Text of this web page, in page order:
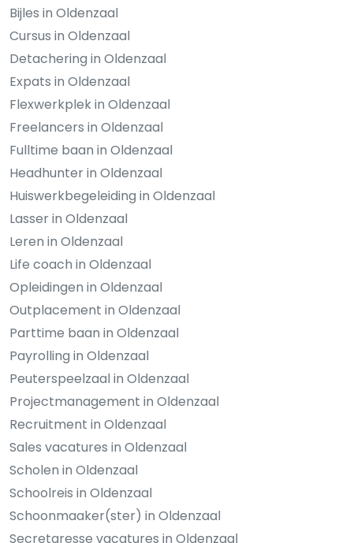
Bijles in Oldenzaal
Cursus in Oldenzaal
Detachering in Oldenzaal
Expats in Oldenzaal
Flexwerkplek in Oldenzaal
Freelancers in Oldenzaal
Fulltime baan in Oldenzaal
Headhunter in Oldenzaal
Huiswerkbegeleiding in Oldenzaal
Lasser in Oldenzaal
Leren in Oldenzaal
Life coach in Oldenzaal
Opleidingen in Oldenzaal
Outplacement in Oldenzaal
Parttime baan in Oldenzaal
Payrolling in Oldenzaal
Peuterspeelzaal in Oldenzaal
Projectmanagement in Oldenzaal
Recruitment in Oldenzaal
Sales vacatures in Oldenzaal
Scholen in Oldenzaal
Schoolreis in Oldenzaal
Schoonmaaker(ster) in Oldenzaal
Secretaresse vacatures in Oldenzaal